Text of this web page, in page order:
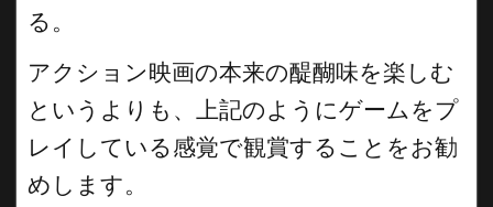
る。
アクション映画の本来の醍醐味を楽しむ
というよりも、上記のようにゲームをプ
レイしている感覚で観賞することをお勧
めします。